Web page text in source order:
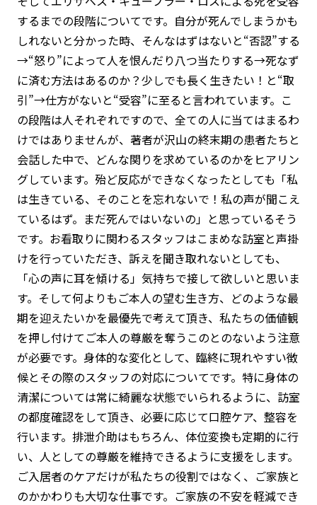
するまでの段階についてです。自分が死んでしまうかも
しれないと分かった時、そんなはずはないと“否認”する
→“怒り”によって人を恨んだり八つ当たりする→死なず
に済む方法はあるのか？少しでも長く生きたい！と“取
引”→仕方がないと“受容”に至ると言われています。こ
の段階は人それぞれですので、全ての人に当てはまるわ
けではありませんが、著者が沢山の終末期の患者たちと
会話した中で、どんな関りを求めているのかをヒアリン
グしています。殆ど反応ができなくなったとしても「私
は生きている、そのことを忘れないで！私の声が聞こえ
ているはず。まだ死んではいないの」と思っているそう
です。お看取りに関わるスタッフはこまめな訪室と声掛
けを行っていただき、訴えを聞き取れないとしても、
「心の声に耳を傾ける」気持ちで接して欲しいと思いま
す。そして何よりもご本人の望む生き方、どのような最
期を迎えたいかを最優先で考えて頂き、私たちの価値観
を押し付けてご本人の尊厳を奪うこのとのないよう注意
が必要です。身体的な変化として、臨終に現れやすい徴
候とその際のスタッフの対応についてです。特に身体の
清潔については常に綺麗な状態でいられるように、訪室
の都度確認をして頂き、必要に応じて口腔ケア、整容を
行います。排泄介助はもちろん、体位変換も定期的に行
い、人としての尊厳を維持できるように支援をします。
ご入居者のケアだけが私たちの役割ではなく、ご家族と
のかかわりも大切な仕事です。ご家族の不安を軽減でき